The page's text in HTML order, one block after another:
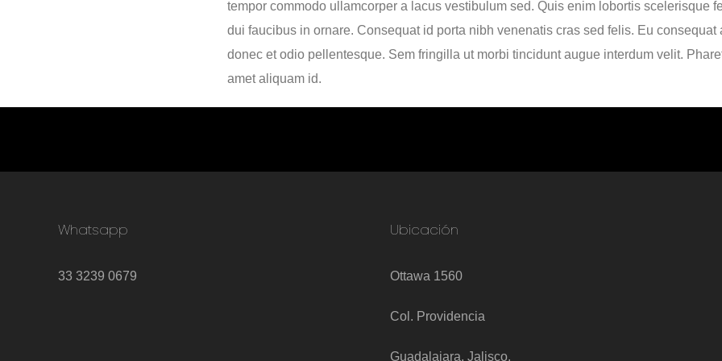
tempor commodo ullamcorper a lacus vestibulum sed. Quis enim lobortis scelerisque
dui faucibus in ornare. Consequat id porta nibh venenatis cras sed felis. Eu consequat
donec et odio pellentesque. Sem fringilla ut morbi tincidunt augue interdum velit.
amet aliquam id.
Whatsapp
33 3239 0679
Ubicación
Ottawa 1560
Col. Providencia
Guadalajara, Jalisco.